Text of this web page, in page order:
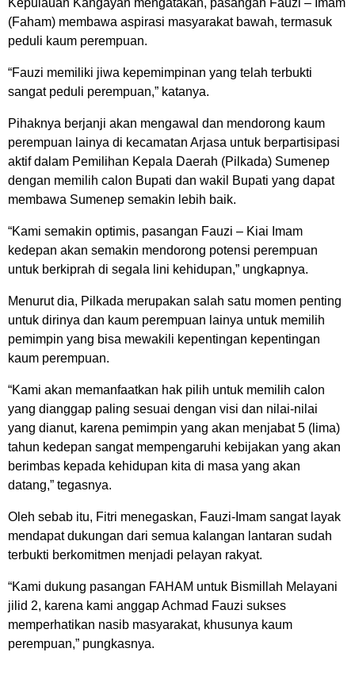
Kepulauan Kangayan mengatakan, pasangan Fauzi – Imam
(Faham) membawa aspirasi masyarakat bawah, termasuk
peduli kaum perempuan.
“Fauzi memiliki jiwa kepemimpinan yang telah terbukti
sangat peduli perempuan,” katanya.
Pihaknya berjanji akan mengawal dan mendorong kaum
perempuan lainya di kecamatan Arjasa untuk berpartisipasi
aktif dalam Pemilihan Kepala Daerah (Pilkada) Sumenep
dengan memilih calon Bupati dan wakil Bupati yang dapat
membawa Sumenep semakin lebih baik.
“Kami semakin optimis, pasangan Fauzi – Kiai Imam
kedepan akan semakin mendorong potensi perempuan
untuk berkiprah di segala lini kehidupan,” ungkapnya.
Menurut dia, Pilkada merupakan salah satu momen penting
untuk dirinya dan kaum perempuan lainya untuk memilih
pemimpin yang bisa mewakili kepentingan kepentingan
kaum perempuan.
“Kami akan memanfaatkan hak pilih untuk memilih calon
yang dianggap paling sesuai dengan visi dan nilai-nilai
yang dianut, karena pemimpin yang akan menjabat 5 (lima)
tahun kedepan sangat mempengaruhi kebijakan yang akan
berimbas kepada kehidupan kita di masa yang akan
datang,” tegasnya.
Oleh sebab itu, Fitri menegaskan, Fauzi-Imam sangat layak
mendapat dukungan dari semua kalangan lantaran sudah
terbukti berkomitmen menjadi pelayan rakyat.
“Kami dukung pasangan FAHAM untuk Bismillah Melayani
jilid 2, karena kami anggap Achmad Fauzi sukses
memperhatikan nasib masyarakat, khusunya kaum
perempuan,” pungkasnya.